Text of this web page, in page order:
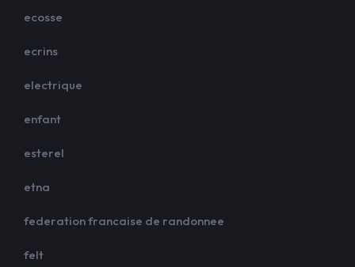
ecosse
ecrins
electrique
enfant
esterel
etna
federation francaise de randonnee
felt